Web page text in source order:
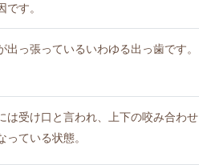
です。
出っ張っているいわゆる出っ歯です。
は受け口と言われ、上下の咬み合わせ
っている状態。